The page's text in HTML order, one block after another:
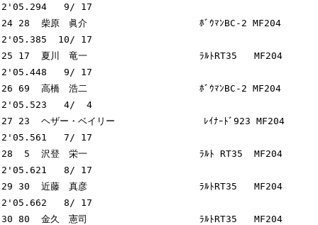
2'05.294   9/ 17
24 28  柴原　眞介　　　　　　          ﾎﾞｳﾏﾝBC-2 MF204
2'05.385  10/ 17
25 17  夏川　竜一　　　　　　          ﾗﾙﾄRT35   MF204
2'05.448   9/ 17
26 69  高橋　浩二　　　　　　          ﾎﾞｳﾏﾝBC-2 MF204
2'05.523   4/  4
27 23  ヘザー・ベイリー　              ﾚｲﾅｰﾄﾞ923 MF204
2'05.561   7/ 17
28  5  沢登　栄一　　　　　　          ﾗﾙﾄ RT35  MF204
2'05.621   8/ 17
29 30  近藤　真彦　　　　　　          ﾗﾙﾄRT35   MF204
2'05.662   8/ 17
30 80  金久　憲司　　　　　　          ﾗﾙﾄRT35   MF204